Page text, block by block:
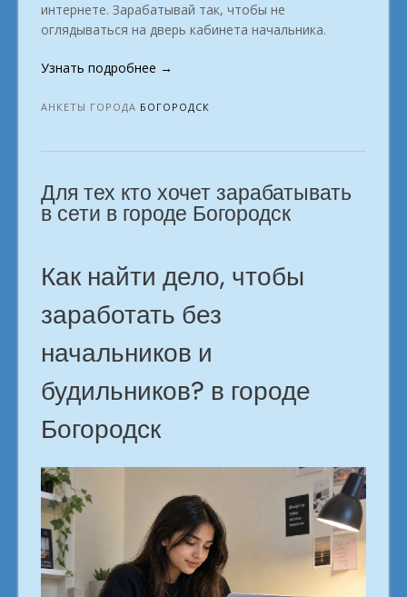
интернете. Зарабатывай так, чтобы не
оглядываться на дверь кабинета начальника.
Узнать подробнее «Какие
подходят
онлайн-
город
Богородск»
→
АНКЕТЫ ГОРОДА БОГОРОДСК
Для тех кто хочет зарабатывать
в сети в городе Богородск
Как найти дело, чтобы
заработать без
начальников и
будильников? в городе
Богородск